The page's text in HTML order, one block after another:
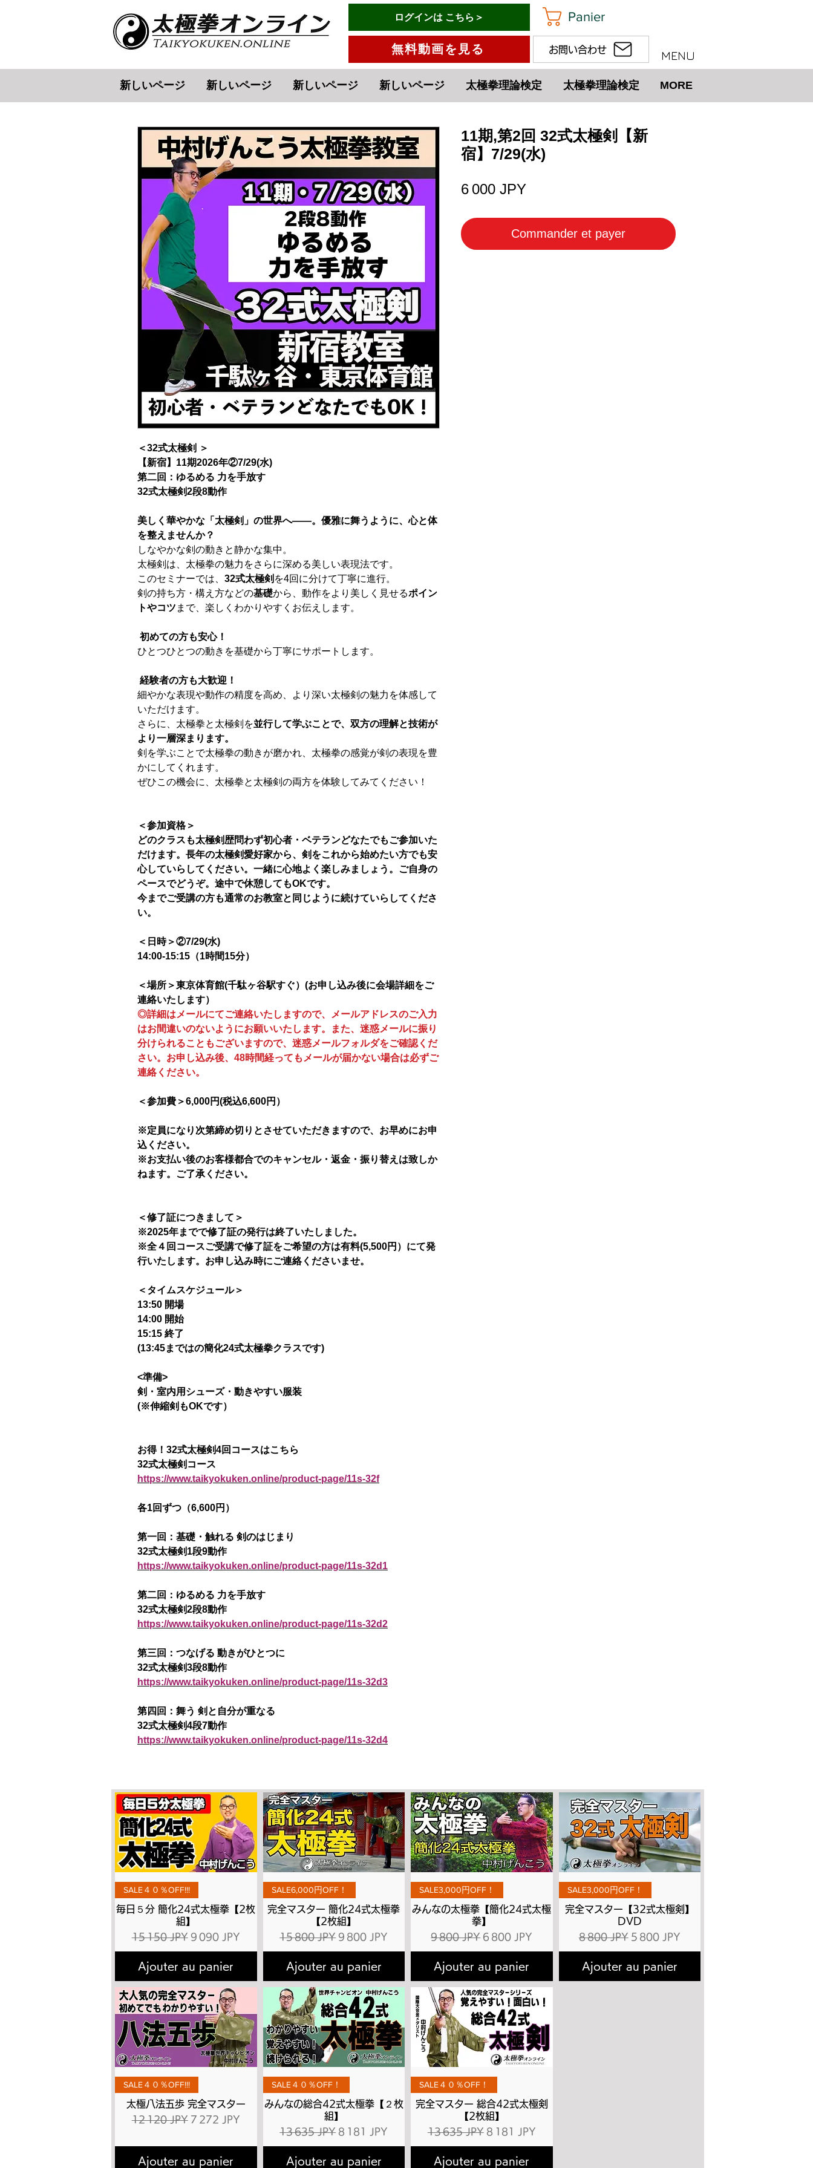
有料会員ログインはこちら→
ログインは こちら＞
無料動画を見る
Panier
お問い合わせ MENU
新しいページ 新しいページ 新しいページ 新しいページ 太極拳理論検定 太極拳理論検定 MORE
＜32式太極剣 ＞
【新宿】11期2026年②7/29(水)
第二回：ゆるめる 力を手放す
32式太極剣2段8動作
美しく華やかな「太極剣」の世界へ――。優雅に舞うように、心と体
を整えませんか？
しなやかな剣の動きと静かな集中。
太極剣は、太極拳の魅力をさらに深める美しい表現法です。
このセミナーでは、 32式太極剣 を4回に分けて丁寧に進行。
剣の持ち方・構え方などの基礎から、動作をより美しく見せるポイン
トやコツ まで、楽しくわかりやすくお伝えします。
初めての方も安心！
ひとつひとつの動きを基礎から丁寧にサポートします。
経験者の方も大歓迎！
細やかな表現や動作の精度を高め、より深い太極剣の魅力を体感して
いただけます。
さらに、太極拳と太極剣を並行して学ぶことで、双方の理解と技術が
より一層深まります。
剣を学ぶことで太極拳の動きが磨かれ、太極拳の感覚が剣の表現を豊
かにしてくれます。
ぜひこの機会に、太極拳と太極剣の両方を体験してみてください！
＜参加資格＞
どのクラスも太極剣歴問わず初心者・ベテランどなたでもご参加いた
だけます。長年の太極剣愛好家から、剣をこれから始めたい方でも安
心していらしてください。一緒に心地よく楽しみましょう。ご自身の
ペースでどうぞ。途中で休憩してもOKです。
今までご受講の方も通常のお教室と同じように続けていらしてくださ
い。
＜日時＞②7/29(水)
14:00-15:15（1時間15分）
＜場所＞東京体育館(千駄ヶ谷駅すぐ）(お申し込み後に会場詳細をご
連絡いたします）
◎詳細はメールにてご連絡いたしますので、メールアドレスのご入力
はお間違いのないようにお願いいたします。また、迷惑メールに振り
分けられることもございますので、迷惑メールフォルダをご確認くだ
さい。お申し込み後、48時間経ってもメールが届かない場合は必ずご
連絡ください。
＜参加費＞6,000円(税込6,600円）
※定員になり次第締め切りとさせていただきますので、お早めにお申
込ください。
※お支払い後のお客様都合でのキャンセル・返金・振り替えは致しか
ねます。ご了承ください。
＜修了証につきまして＞
※2025年までで修了証の発行は終了いたしました。
※全４回コースご受講で修了証をご希望の方は有料(5,500円）にて発
行いたします。お申し込み時にご連絡くださいませ。
＜タイムスケジュール＞
13:50 開場
14:00 開始
15:15 終了
(13:45まではの簡化24式太極拳クラスです)
<準備>
剣・室内用シューズ・動きやすい服装
(※伸縮剣もOKです）
お得！32式太極剣4回コースはこちら
32式太極剣コース
https://www.taikyokuken.online/product-page/11s-32f
各1回ずつ（6,600円）
第一回：基礎・触れる 剣のはじまり
32式太極剣1段9動作
https://www.taikyokuken.online/product-page/11s-32d1
第二回：ゆるめる 力を手放す
32式太極剣2段8動作
https://www.taikyokuken.online/product-page/11s-32d2
第三回：つなげる 動きがひとつに
32式太極剣3段8動作
https://www.taikyokuken.online/product-page/11s-32d3
第四回：舞う 剣と自分が重なる
32式太極剣4段7動作
https://www.taikyokuken.online/product-page/11s-32d4
11期,第2回 32式太極剣【新
宿】7/29(水)
6 000 JPYPrix
Commander et payer
Aperçu rapide
SALE４０％OFF!!!
毎日５分 簡化24式太極拳【2枚
組】
Prix original
15 150 JPY Prix promotionnel
9 090 JPY
Ajouter au panier
Aperçu rapide
SALE6,000円OFF！
完全マスター 簡化24式太極拳
【2枚組】
Prix original
15 800 JPY Prix promotionnel
9 800 JPY
Ajouter au panier
Aperçu rapide
SALE3,000円OFF！
みんなの太極拳【簡化24式太極
拳】
Prix original
9 800 JPY Prix promotionnel
6 800 JPY
Ajouter au panier
Aperçu rapide
SALE3,000円OFF！
完全マスター【32式太極剣】
DVD
Prix original
8 800 JPY Prix promotionnel
5 800 JPY
Ajouter au panier
Aperçu rapide
SALE４０％OFF!!!
太極八法五歩 完全マスター
Prix original
12 120 JPY Prix promotionnel
7 272 JPY
Ajouter au panier
Aperçu rapide
SALE４０％OFF！
みんなの総合42式太極拳【２枚
組】
Prix original
13 635 JPY Prix promotionnel
8 181 JPY
Ajouter au panier
Aperçu rapide
SALE４０％OFF！
完全マスター 総合42式太極剣
【2枚組】
Prix original
13 635 JPY Prix promotionnel
8 181 JPY
Ajouter au panier